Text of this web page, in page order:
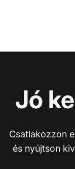
Jó
Csatlakozzon
és nyújtson